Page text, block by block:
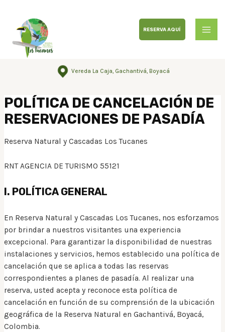
RESERVA AQUÍ
Vereda La Caja, Gachantivá, Boyacá
POLÍTICA DE CANCELACIÓN DE
RESERVACIONES DE PASADÍA
Reserva Natural y Cascadas Los Tucanes
RNT AGENCIA DE TURISMO 55121
I. POLÍTICA GENERAL
En Reserva Natural y Cascadas Los Tucanes, nos esforzamos
por brindar a nuestros visitantes una experiencia
excepcional. Para garantizar la disponibilidad de nuestras
instalaciones y servicios, hemos establecido una política de
cancelación que se aplica a todas las reservas
correspondientes a planes de pasadía. Al realizar una
reserva, usted acepta y reconoce esta política de
cancelación en función de su comprensión de la ubicación
geográfica de la Reserva Natural en Gachantivá, Boyacá,
Colombia.